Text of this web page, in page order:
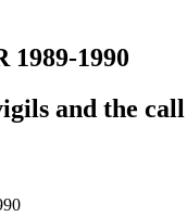
1989-1990
and the